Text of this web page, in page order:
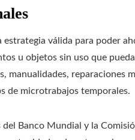
válida para poder
u objetos sin uso que
manualidades, reparaciones
de microtrabajos temporales.
Banco Mundial y la